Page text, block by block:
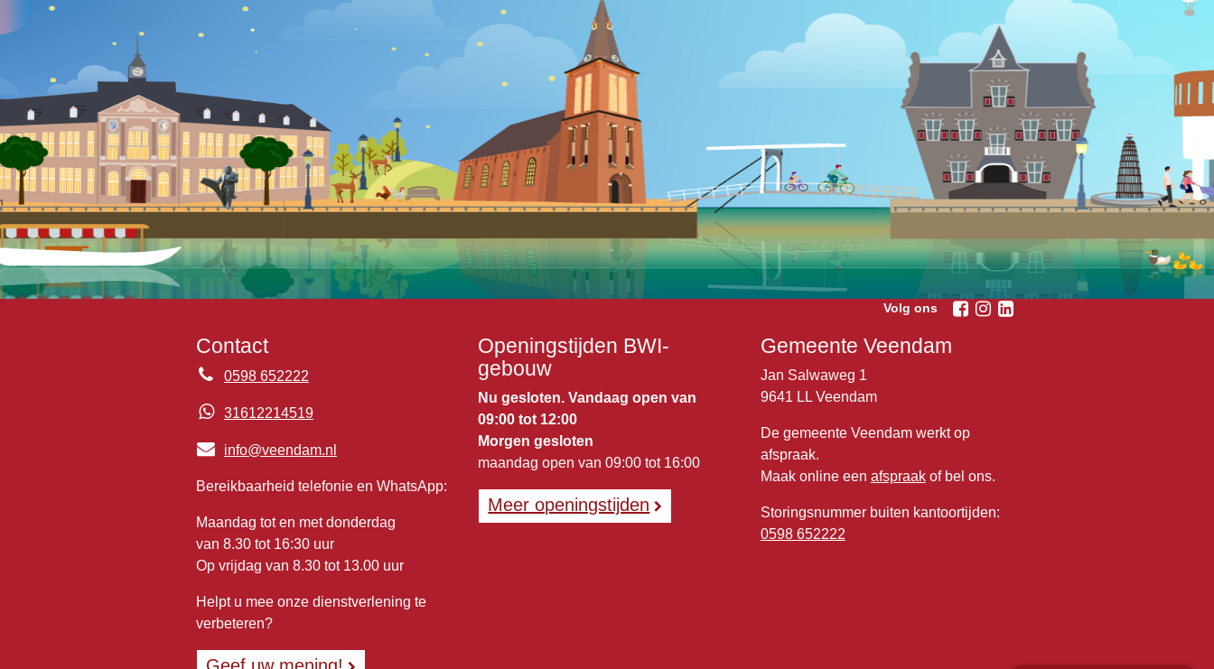
Volg ons
Contact
0598 652222
31612214519
info@veendam.nl
Bereikbaarheid telefonie en WhatsApp:
Maandag tot en met donderdag
van 8.30 tot 16:30 uur
Op vrijdag van 8.30 tot 13.00 uur
Helpt u mee onze dienstverlening te
verbeteren?
Openingstijden BWI-
gebouw
Nu gesloten. Vandaag open van
09:00 tot 12:00
Morgen gesloten
maandag open van 09:00 tot 16:00
Meer openingstijden
Gemeente Veendam
Jan Salwaweg 1
9641 LL Veendam
De gemeente Veendam werkt op
afspraak.
Maak online een afspraakof bel ons.
Storingsnummer buiten kantoortijden:
0598 652222